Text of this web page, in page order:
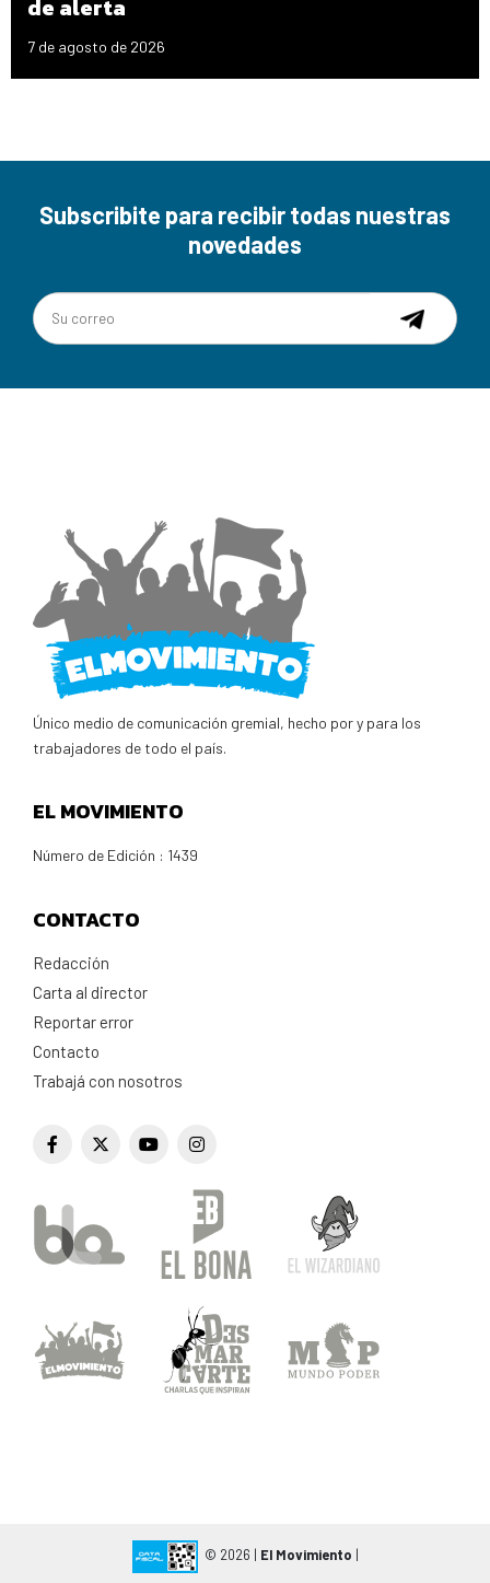
de alerta
7 de agosto de 2026
Subscribite para recibir todas nuestras
novedades
Único medio de comunicación gremial, hecho por y para los
trabajadores de todo el país.
EL MOVIMIENTO
Número de Edición : 1439
CONTACTO
Redacción
Carta al director
Reportar error
Contacto
Trabajá con nosotros
© 2026 | El Movimiento |